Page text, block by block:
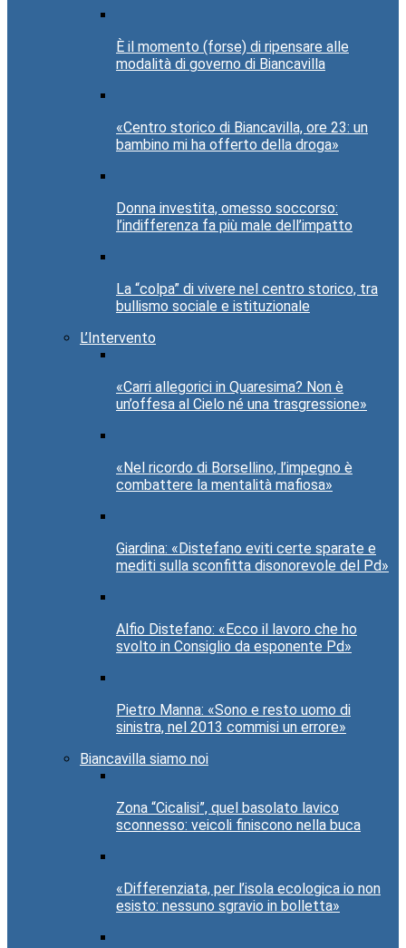
È il momento (forse) di ripensare alle
modalità di governo di Biancavilla
«Centro storico di Biancavilla, ore 23: un
bambino mi ha offerto della droga»
Donna investita, omesso soccorso:
l’indifferenza fa più male dell’impatto
La “colpa” di vivere nel centro storico, tra
bullismo sociale e istituzionale
L’Intervento
«Carri allegorici in Quaresima? Non è
un’offesa al Cielo né una trasgressione»
«Nel ricordo di Borsellino, l’impegno è
combattere la mentalità mafiosa»
Giardina: «Distefano eviti certe sparate e
mediti sulla sconfitta disonorevole del Pd»
Alfio Distefano: «Ecco il lavoro che ho
svolto in Consiglio da esponente Pd»
Pietro Manna: «Sono e resto uomo di
sinistra, nel 2013 commisi un errore»
Biancavilla siamo noi
Zona “Cicalisi”, quel basolato lavico
sconnesso: veicoli finiscono nella buca
«Differenziata, per l’isola ecologica io non
esisto: nessuno sgravio in bolletta»